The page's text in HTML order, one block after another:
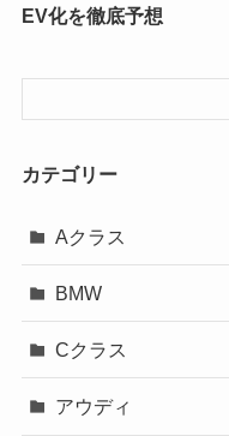
EV化を徹底予想
カテゴリー
Aクラス
BMW
Cクラス
アウディ